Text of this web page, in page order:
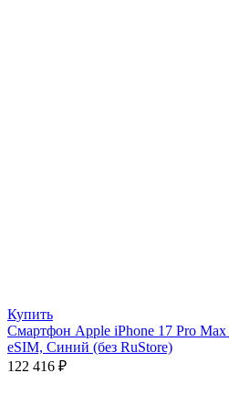
Купить
Смартфон Apple iPhone 17 Pro
eSIM, Синий (без RuStore)
122 416 ₽